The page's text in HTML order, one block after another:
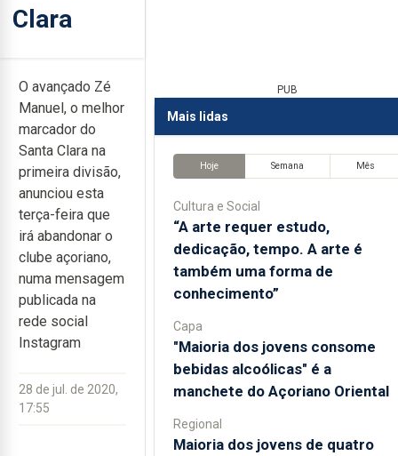
Clara
O avançado Zé
Manuel, o melhor
marcador do
Santa Clara na
primeira divisão,
anunciou esta
terça-feira que
irá abandonar o
clube açoriano,
numa mensagem
publicada na
rede social
Instagram
28 de jul. de 2020,
17:55
PUB
Mais lidas
Hoje Semana Mês
Cultura e Social
“A arte requer estudo,
dedicação, tempo. A arte é
também uma forma de
conhecimento”
Capa
"Maioria dos jovens consome
bebidas alcoólicas" é a
manchete do Açoriano Oriental
Regional
Maioria dos jovens de quatro